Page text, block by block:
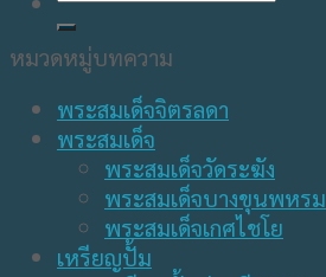
หมวดหมู่บทความ
พระสมเด็จจิตรลดา
พระสมเด็จ
พระสมเด็จวัดระฆัง
พระสมเด็จบางขุนพหรม
พระสมเด็จเกศไชโย
เหรียญปั้ม